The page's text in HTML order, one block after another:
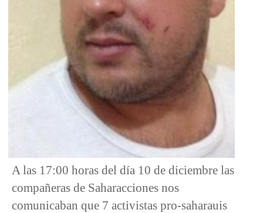
A las 17:00 horas del día 10 de diciembre las
compañeras de Saharacciones nos
comunicaban que 7 activistas pro-saharauis